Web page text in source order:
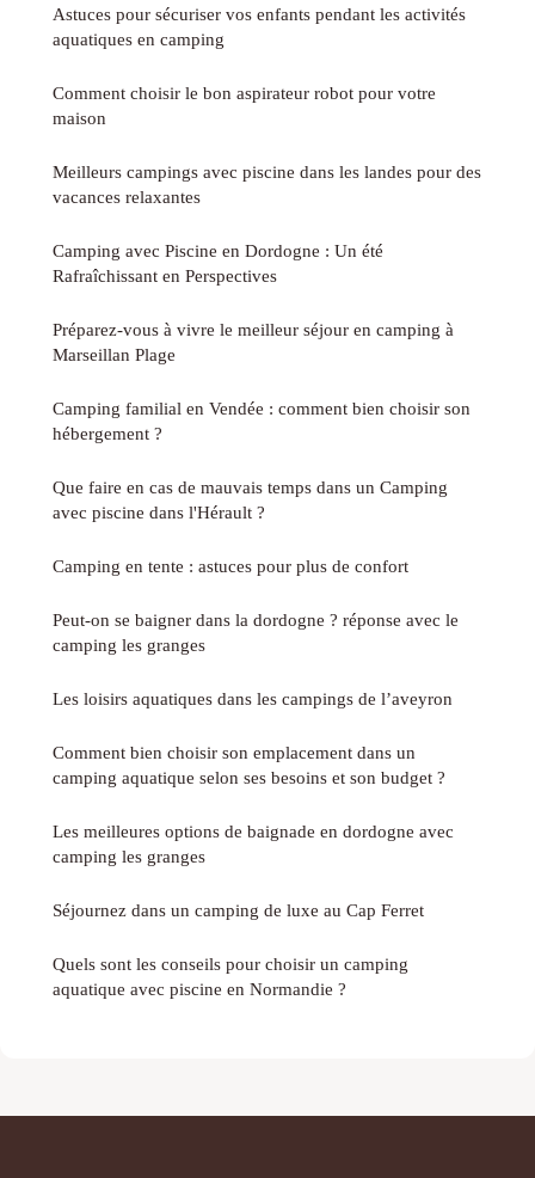
Astuces pour sécuriser vos enfants pendant les activités
aquatiques en camping
Comment choisir le bon aspirateur robot pour votre
maison
Meilleurs campings avec piscine dans les landes pour des
vacances relaxantes
Camping avec Piscine en Dordogne : Un été
Rafraîchissant en Perspectives
Préparez-vous à vivre le meilleur séjour en camping à
Marseillan Plage
Camping familial en Vendée : comment bien choisir son
hébergement ?
Que faire en cas de mauvais temps dans un Camping
avec piscine dans l'Hérault ?
Camping en tente : astuces pour plus de confort
Peut-on se baigner dans la dordogne ? réponse avec le
camping les granges
Les loisirs aquatiques dans les campings de l’aveyron
Comment bien choisir son emplacement dans un
camping aquatique selon ses besoins et son budget ?
Les meilleures options de baignade en dordogne avec
camping les granges
Séjournez dans un camping de luxe au Cap Ferret
Quels sont les conseils pour choisir un camping
aquatique avec piscine en Normandie ?